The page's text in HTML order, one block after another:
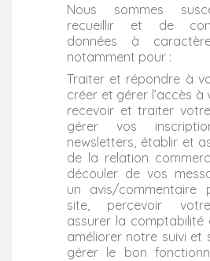
Nous sommes
recueillir et de
données à
notamment pour :
Traiter et répondre à
créer et gérer l’accès à
recevoir et traiter
gérer vos
newsletters, établir et
de la relation
découler de vos
un avis/commentaire
site, percevoir
assurer la comptabilité
améliorer notre suivi et
gérer le bon